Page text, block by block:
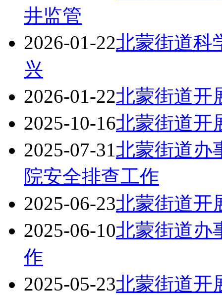
井监管
2026-01-22北蒙街道科
兴
2026-01-22北蒙街道开
2025-10-16北蒙街道开
2025-07-31北蒙街道办
院安全排查工作
2025-06-23北蒙街道开
2025-06-10北蒙街道办
作
2025-05-23北蒙街道开